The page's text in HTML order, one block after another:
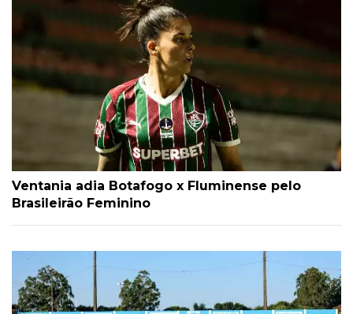
Ventania adia Botafogo x Fluminense pelo
Brasileirão Feminino